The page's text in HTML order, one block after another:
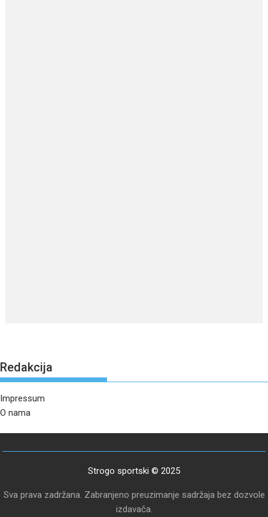
Redakcija
Impressum
O nama
Strogo sportski © 2025
Sva prava zadržana. Zabranjeno preuzimanje sadržaja bez dozvole
izdavača.